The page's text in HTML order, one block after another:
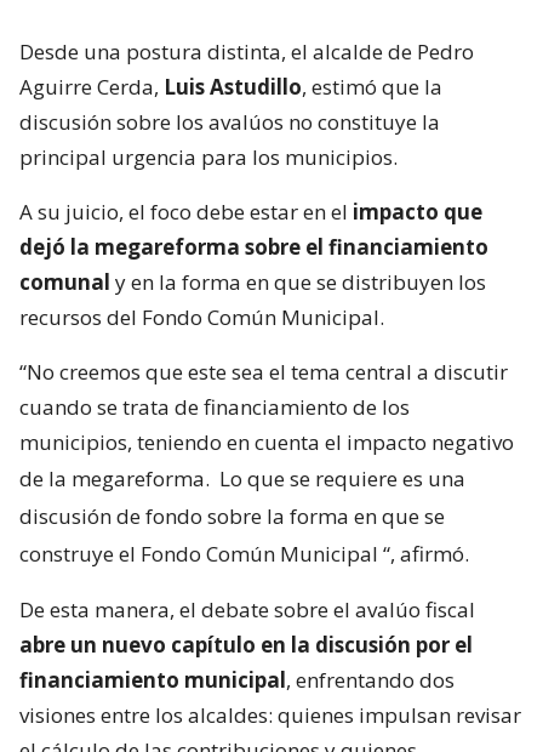
Desde una postura distinta, el alcalde de Pedro
Aguirre Cerda, Luis Astudillo, estimó que la
discusión sobre los avalúos no constituye la
principal urgencia para los municipios.
A su juicio, el foco debe estar en el impacto que
dejó la megareforma sobre el financiamiento
comunal y en la forma en que se distribuyen los
recursos del Fondo Común Municipal.
“No creemos que este sea el tema central a discutir
cuando se trata de financiamiento de los
municipios, teniendo en cuenta el impacto negativo
de la megareforma. Lo que se requiere es una
discusión de fondo sobre la forma en que se
construye el Fondo Común Municipal “, afirmó.
De esta manera, el debate sobre el avalúo fiscal
abre un nuevo capítulo en la discusión por el
financiamiento municipal, enfrentando dos
visiones entre los alcaldes: quienes impulsan revisar